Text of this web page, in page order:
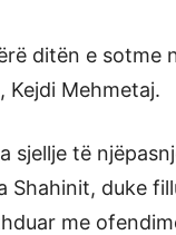
ditën e sotme
Kejdi Mehmetaj.
sjellje të
Shahinit, duke
me